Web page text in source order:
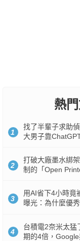
熱
1
找了半輩子求助
大男子靠
2
打破大廠墨水綁
制的「Open
3
用AI省下4小時竟
曝光：為什麼優
4
台積電2奈米太猛
期的4倍，